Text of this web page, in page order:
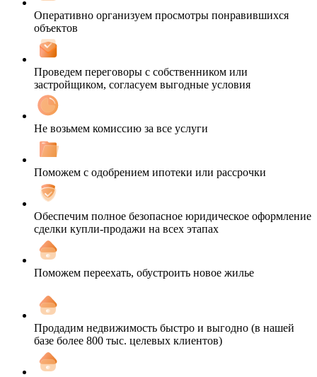
Оперативно организуем просмотры понравившихся
объектов
Проведем переговоры с собственником или
застройщиком, согласуем выгодные условия
Не возьмем комиссию за все услуги
Поможем с одобрением ипотеки или рассрочки
Обеспечим полное безопасное юридическое оформление
сделки купли-продажи на всех этапах
Поможем переехать, обустроить новое жилье
Продадим недвижимость быстро и выгодно (в нашей
базе более 800 тыс. целевых клиентов)